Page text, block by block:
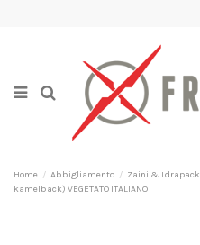
Home Abbigliamento Zaini & Idrapack
kamelback) VEGETATO ITALIANO